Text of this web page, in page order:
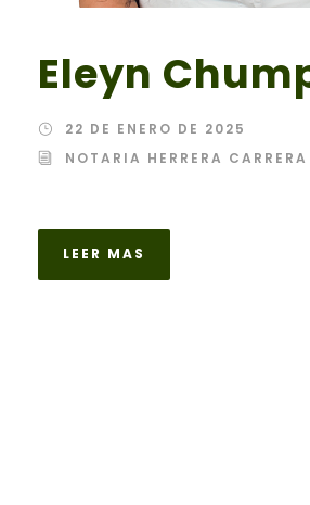
Eleyn
22 DE ENERO DE 2025
NOTARIA HERRERA CARRERA
LEER MAS